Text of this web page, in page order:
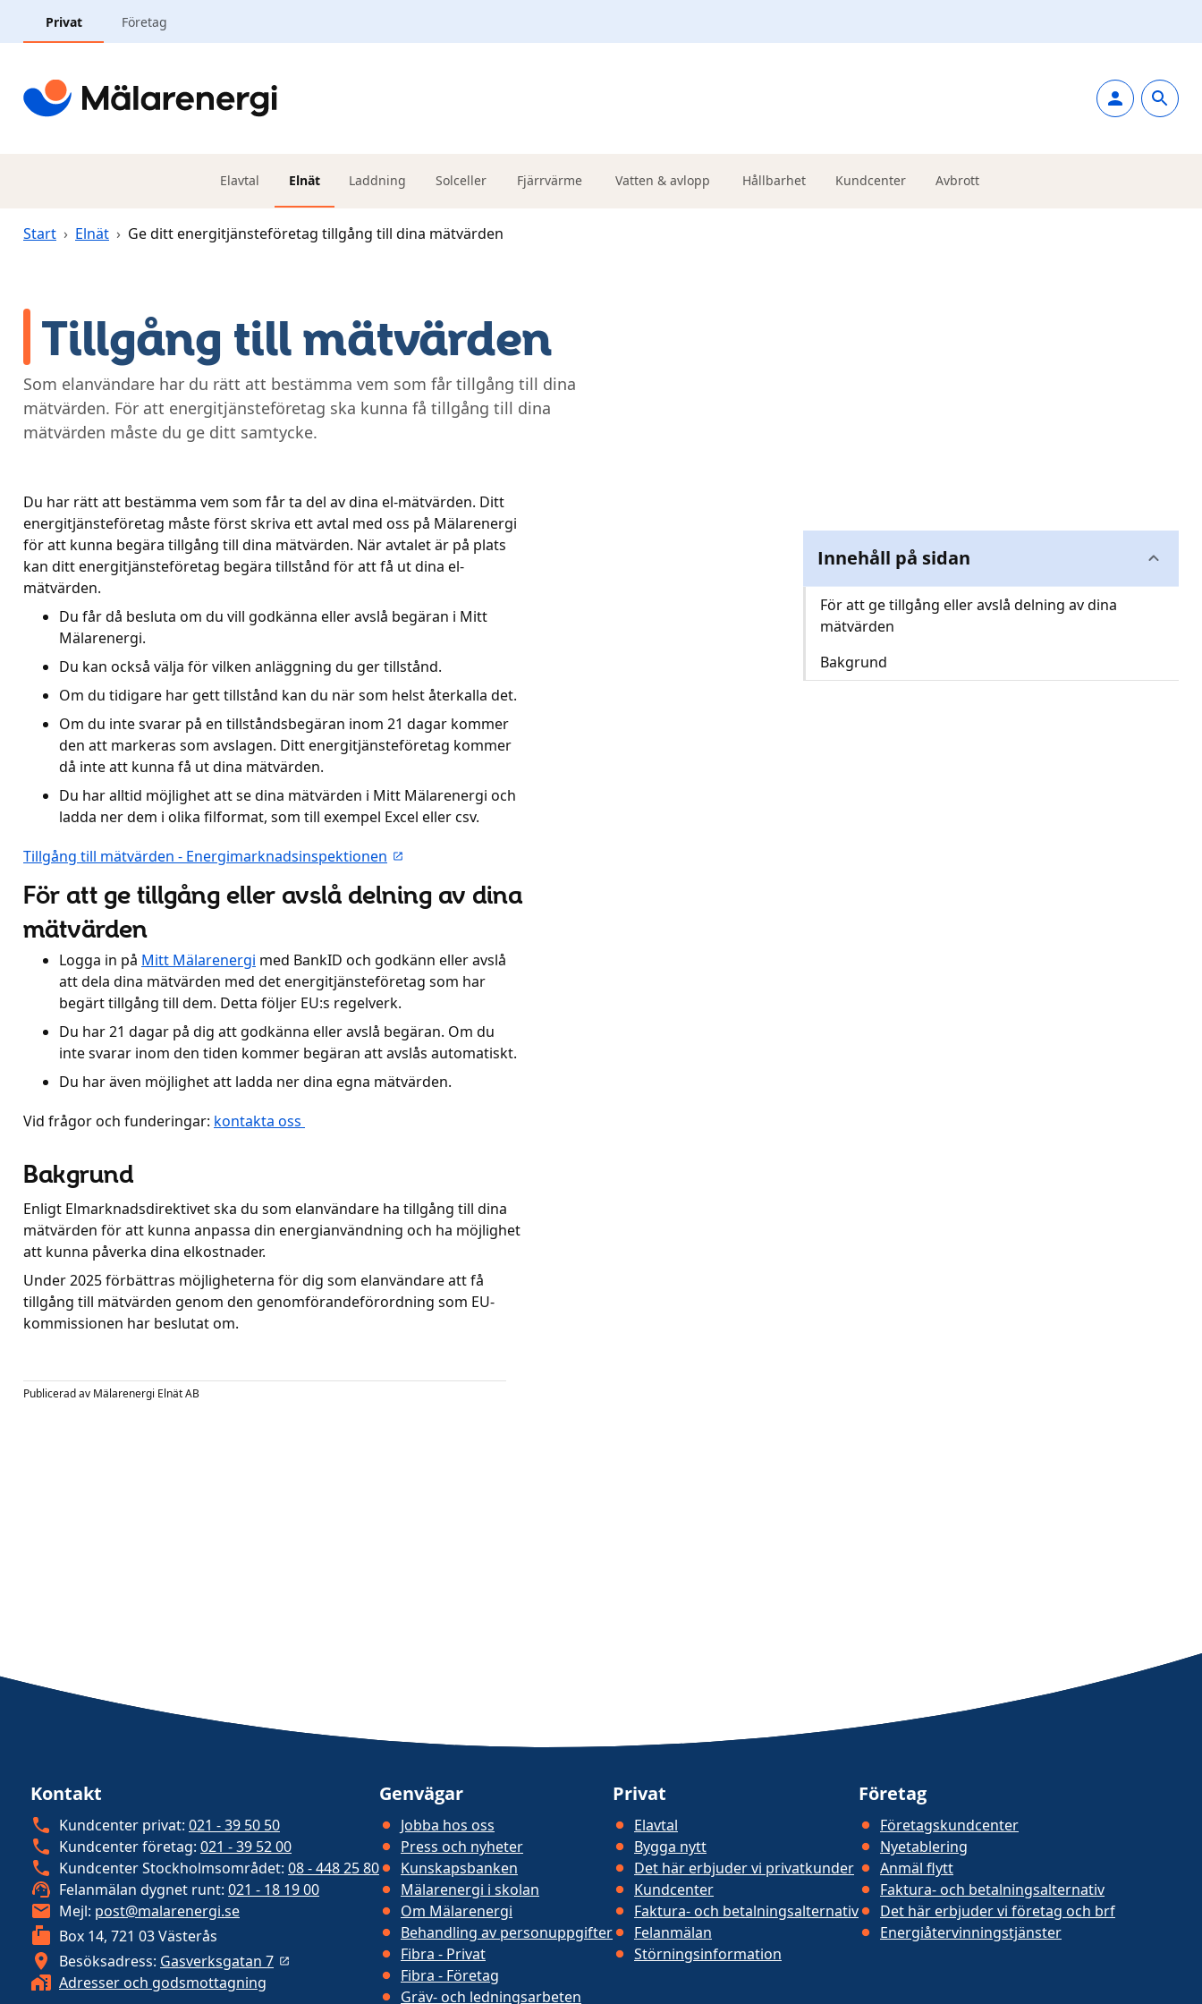
Privat Företag
Elavtal Elnät Laddning Solceller Fjärrvärme Vatten & avlopp Hållbarhet Kundcenter Avbrott
Start › Elnät › Ge ditt energitjänsteföretag tillgång till dina mätvärden
Tillgång till mätvärden
Som elanvändare har du rätt att bestämma vem som får tillgång till dina
mätvärden. För att energitjänsteföretag ska kunna få tillgång till dina
mätvärden måste du ge ditt samtycke.
Innehåll på sidan
För att ge tillgång eller avslå delning av dina
mätvärden
Bakgrund
Du har rätt att bestämma vem som får ta del av dina el-mätvärden. Ditt
energitjänsteföretag måste först skriva ett avtal med oss på Mälarenergi
för att kunna begära tillgång till dina mätvärden. När avtalet är på plats
kan ditt energitjänsteföretag begära tillstånd för att få ut dina el-
mätvärden.
Du får då besluta om du vill godkänna eller avslå begäran i Mitt
Mälarenergi.
Du kan också välja för vilken anläggning du ger tillstånd.
Om du tidigare har gett tillstånd kan du när som helst återkalla det.
Om du inte svarar på en tillståndsbegäran inom 21 dagar kommer
den att markeras som avslagen. Ditt energitjänsteföretag kommer
då inte att kunna få ut dina mätvärden.
Du har alltid möjlighet att se dina mätvärden i Mitt Mälarenergi och
ladda ner dem i olika filformat, som till exempel Excel eller csv.
Tillgång till mätvärden - Energimarknadsinspektionen
För att ge tillgång eller avslå delning av dina
mätvärden
Logga in på Mitt Mälarenergi med BankID och godkänn eller avslå
att dela dina mätvärden med det energitjänsteföretag som har
begärt tillgång till dem. Detta följer EU:s regelverk.
Du har 21 dagar på dig att godkänna eller avslå begäran. Om du
inte svarar inom den tiden kommer begäran att avslås automatiskt.
Du har även möjlighet att ladda ner dina egna mätvärden.
Vid frågor och funderingar: kontakta oss
Bakgrund
Enligt Elmarknadsdirektivet ska du som elanvändare ha tillgång till dina
mätvärden för att kunna anpassa din energianvändning och ha möjlighet
att kunna påverka dina elkostnader.
Under 2025 förbättras möjligheterna för dig som elanvändare att få
tillgång till mätvärden genom den genomförandeförordning som EU-
kommissionen har beslutat om.
Publicerad av Mälarenergi Elnät AB
Kontakt
Kundcenter privat: 021 - 39 50 50
Kundcenter företag: 021 - 39 52 00
Kundcenter Stockholmsområdet: 08 - 448 25 80
Felanmälan dygnet runt: 021 - 18 19 00
Mejl: post@malarenergi.se
Box 14, 721 03 Västerås
Besöksadress: Gasverksgatan 7
Adresser och godsmottagning
Genvägar
Jobba hos oss
Press och nyheter
Kunskapsbanken
Mälarenergi i skolan
Om Mälarenergi
Behandling av personuppgifter
Fibra - Privat
Fibra - Företag
Gräv- och ledningsarbeten
Privat
Elavtal
Bygga nytt
Det här erbjuder vi privatkunder
Kundcenter
Faktura- och betalningsalternativ
Felanmälan
Störningsinformation
Företag
Företagskundcenter
Nyetablering
Anmäl flytt
Faktura- och betalningsalternativ
Det här erbjuder vi företag och brf
Energiåtervinningstjänster